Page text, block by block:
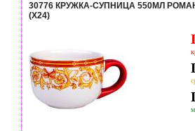
30776 КРУЖКА-СУПНИЦА 550МЛ
(Х24)